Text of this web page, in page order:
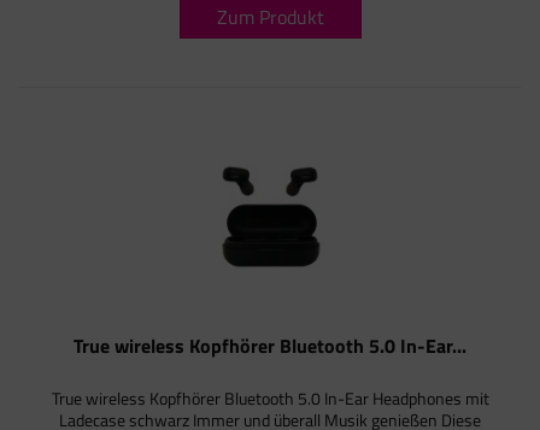
Zum Produkt
True wireless Kopfhörer Bluetooth 5.0 In-Ear...
True wireless Kopfhörer Bluetooth 5.0 In-Ear Headphones mit
Ladecase schwarz Immer und überall Musik genießen Diese